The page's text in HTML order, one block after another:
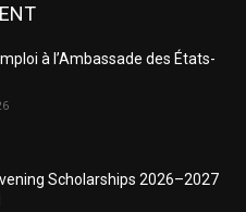
à l’Ambassade des États-
Scholarships 2026–2027